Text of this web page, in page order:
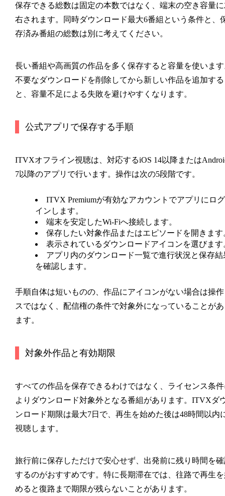
保存できる総数は固定の本数ではなく、端末の空き容量
右されます。同時ダウンロード最大6番組という条件と、
存済み番組の総数は別に考えてください。
長い番組や高画質の作品を多く保存すると容量を使いま
不要なダウンロードを削除してから新しい作品を追加する
と、容量不足による失敗を避けやすくなります。
公式アプリで保存する手順
ITVXオフライン視聴は、対応するiOS 14以降または
7以降のアプリで行います。操作は次の5段階です。
ITVX Premiumが有効なアカウントでアプリにログ
インします。
端末を安定したWi-Fiへ接続します。
保存したい対象作品またはエピソードを開きます
表示されているダウンロードアイコンを選びます
アプリ内のダウンロード一覧で進行状況と保存結
を確認します。
手順自体は短いものの、作品にアイコンがない場合は操
スではなく、配信権の条件で対象外になっていることが
ます。
対象外作品と有効期限
すべての作品を保存できるわけではなく、ライセンス条
よりダウンロード対象外となる番組があります。ITVXダ
ンロード期限は最大7日で、再生を始めた後は48時間以内
視聴します。
旅行前に保存しただけで安心せず、出発前に残り時間を
するのがおすすめです。特に長期滞在では、往路で再生
めると復路まで期限が残らないことがあります。